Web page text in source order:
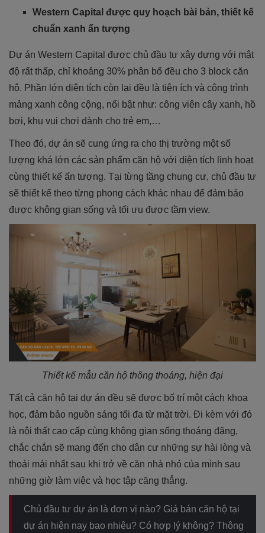
Western Capital được quy hoạch bài bản, thiết kế
chuẩn xanh ấn tượng
Dự án Western Capital được chủ đầu tư xây dựng với mật
độ rất thấp, chỉ khoảng 30% phân bổ đều cho 3 block căn
hộ. Phần lớn diện tích còn lại đều là tiện ích và công trình
mảng xanh công cộng, nổi bật như: công viên cây xanh, hồ
bơi, khu vui chơi dành cho trẻ em,…
Theo đó, dự án sẽ cung ứng ra cho thị trường một số
lượng khá lớn các sản phẩm căn hộ với diện tích linh hoạt
cùng thiết kế ấn tượng. Tại từng tầng chung cư, chủ đầu tư
sẽ thiết kế theo từng phong cách khác nhau để đảm bảo
được không gian sống và tối ưu được tầm view.
Thiết kế mẫu căn hộ thông thoáng, hiện đại
Tất cả căn hộ tại dự án đều sẽ được bố trí một cách khoa
học, đảm bảo nguồn sáng tối đa từ mặt trời. Đi kèm với đó
là nội thất cao cấp cùng không gian sống thoáng đãng,
chắc chắn sẽ mang đến cho dân cư những sự hài lòng và
thoải mái nhất sau khi trở về căn nhà nhỏ của mình sau
những giờ làm việc và học tập căng thẳng.
Chủ đầu tư dự án là đơn vị nào? Giá bán căn hộ tại
dự án hiện nay bao nhiêu? Có hợp lý không? Thông